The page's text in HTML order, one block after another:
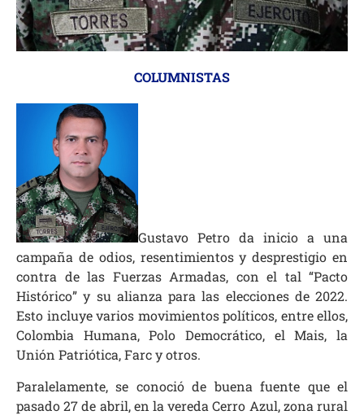
COLUMNISTAS
Gustavo Petro da inicio a una
campaña de odios, resentimientos y desprestigio en
contra de las Fuerzas Armadas, con el tal “Pacto
Histórico” y su alianza para las elecciones de 2022.
Esto incluye varios movimientos políticos, entre ellos,
Colombia Humana, Polo Democrático, el Mais, la
Unión Patriótica, Farc y otros.
Paralelamente, se conoció de buena fuente que el
pasado 27 de abril, en la vereda Cerro Azul, zona rural